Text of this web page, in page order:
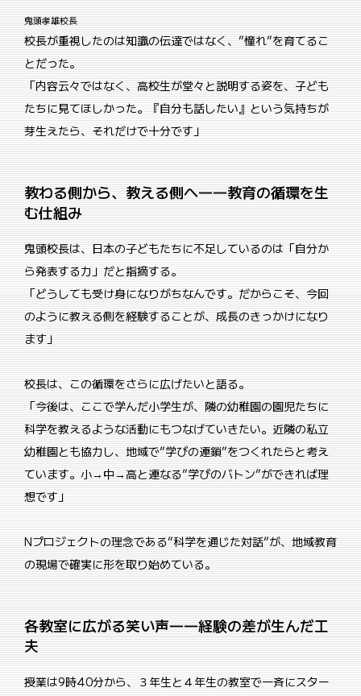
鬼頭孝雄校長
校長が重視したのは知識の伝達ではなく、”憧れ”を育てるこ
とだった。
「内容云々ではなく、高校生が堂々と説明する姿を、子ども
たちに見てほしかった。『自分も話したい』という気持ちが
芽生えたら、それだけで十分です」
教わる側から、教える側へ――教育の循環を生
む仕組み
鬼頭校長は、日本の子どもたちに不足しているのは「自分か
ら発表する力」だと指摘する。
「どうしても受け身になりがちなんです。だからこそ、今回
のように教える側を経験することが、成長のきっかけになり
ます」
校長は、この循環をさらに広げたいと語る。
「今後は、ここで学んだ小学生が、隣の幼稚園の園児たちに
科学を教えるような活動にもつなげていきたい。近隣の私立
幼稚園とも協力し、地域で”学びの連鎖”をつくれたらと考え
ています。小→中→高と連なる”学びのバトン”ができれば理
想です」
Nプロジェクトの理念である”科学を通じた対話”が、地域教育
の現場で確実に形を取り始めている。
各教室に広がる笑い声――経験の差が生んだ工
夫
授業は9時40分から、３年生と４年生の教室で一斉にスター